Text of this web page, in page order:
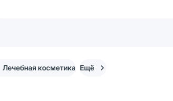
Лечебная косметика Ещё